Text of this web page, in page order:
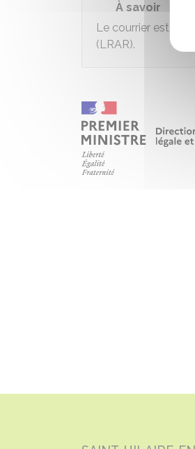
À savoir
Le courrier est à
(LRAR).